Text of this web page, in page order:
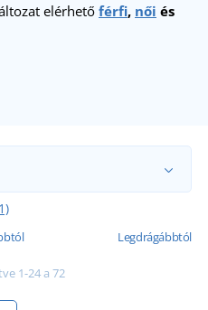
elérhető férfi, női és
Legdrágábbtól
1-24 a 72